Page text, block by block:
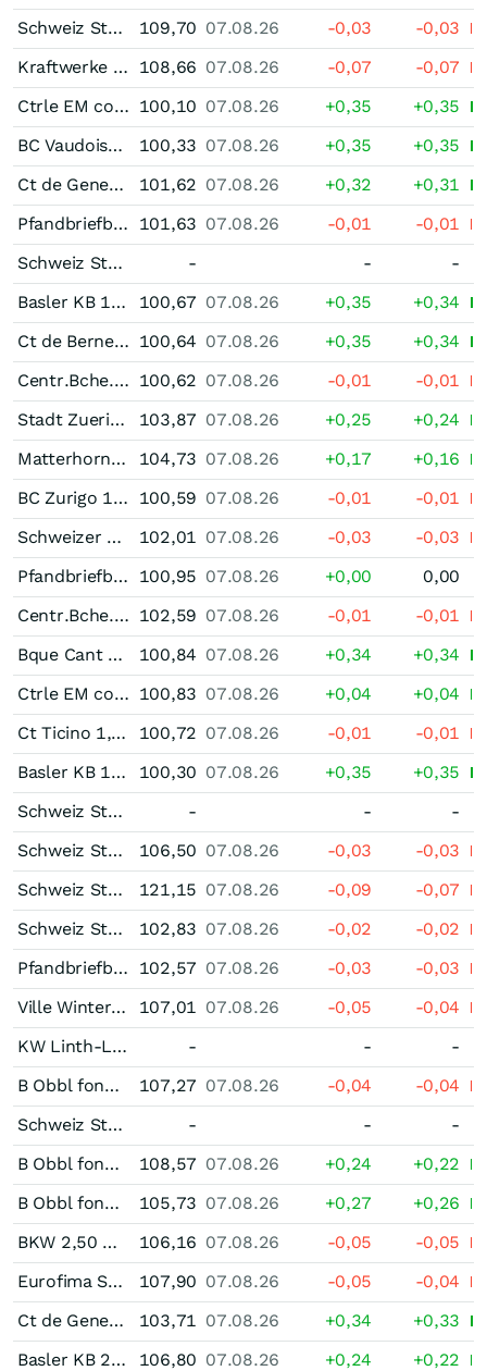
Schweiz Staatsanleihe 2,25 % bis 06/31
109,70 07.08.26 -0,03
-0,03
Kraftwerke Linth-Limmern Unternehmensanleihe 2,875 % bis 06/31
108,66 07.08.26 -0,07
-0,07
Ctrle EM contr 1,75 % bis 09/26 100,10 07.08.26 +0,35
+0,35
BC Vaudoise 1,625 % bis 11/26
100,33 07.08.26 +0,35
+0,35
Ct de Geneve 1,50 % bis 01/28
101,62 07.08.26 +0,32
+0,31
Pfandbriefbank der schweizerischen Hypothekarinstitute Pfandbrief 1,50 % bis 01/28
101,63 07.08.26 -0,01
-0,01
Schweiz Staatsanleihe 2,00 % bis 05/22
- -
-
Basler KB 1,50 % bis 03/27
100,67 07.08.26 +0,35
+0,34
Ct de Berne 1,25 % bis 03/27 100,64 07.08.26 +0,35
+0,34
Centr.Bche.Cant 1,375 % bis 03/27 100,62 07.08.26 -0,01
-0,01
Stadt Zuerich 1,50 % bis 04/32
103,87 07.08.26 +0,25
+0,24
Matterhorn Verkehrs 1,50 % bis 04/32
104,73 07.08.26 +0,17
+0,16
BC Zurigo 1,625 % bis 04/27
100,59 07.08.26 -0,01
-0,01
Schweizer Kantonalbanken Pfandbrief 1,625 % bis 04/28
102,01 07.08.26 -0,03
-0,03
Pfandbriefbank der schweizerischen Hypothekarinstitute Pfandbrief 1,50 % bis 04/27
100,95 07.08.26 +0,00
0,00
Centr.Bche.Cant 1,50 % bis 05/29 102,59 07.08.26 -0,01
-0,01
Bque Cant Fribourg 1,45 % bis 06/27
100,84 07.08.26 +0,34
+0,34
Ctrle EM contr 1,25 % bis 06/27 100,83 07.08.26 +0,04
+0,04
Ct Ticino 1,25 % bis 06/27
100,72 07.08.26 -0,01
-0,01
Basler KB 1,875 % bis 10/26
100,30 07.08.26 +0,35
+0,35
Schweiz Staatsanleihe 4,00 % bis 02/23
- -
-
Schweiz Staatsanleihe 4,00 % bis 04/28
106,50 07.08.26 -0,03
-0,03
Schweiz Staatsanleihe 3,50 % bis 04/33
121,15 07.08.26 -0,09
-0,07
Schweiz Staatsanleihe 3,25 % bis 06/27
102,83 07.08.26 -0,02
-0,02
Pfandbriefbank der schweizerischen Hypothekarinstitute Pfandbrief 3,25 % bis 06/27
102,57 07.08.26 -0,03
-0,03
Ville Winterthour 2,75 % bis 01/30
107,01 07.08.26 -0,05
-0,04
KW Linth-Limmer 2,75 % bis 03/22
- -
-
B Obbl fond Ist 2,625 % bis 03/30
107,27 07.08.26 -0,04
-0,04
Schweiz Staatsanleihe 2,00 % bis 04/21
- -
-
B Obbl fond Ist 2,25 % bis 08/32
108,57 07.08.26 +0,24
+0,22
B Obbl fond Ist 1,875 % bis 09/31
105,73 07.08.26 +0,27
+0,26
BKW 2,50 % bis 10/30
106,16 07.08.26 -0,05
-0,05
Eurofima Staatsnahe Anleihen 2,875 % bis 02/30
107,90 07.08.26 -0,05
-0,04
Ct de Geneve 2,125 % bis 10/28
103,71 07.08.26 +0,34
+0,33
Basler KB 2,00 % bis 11/32
106,80 07.08.26 +0,24
+0,22